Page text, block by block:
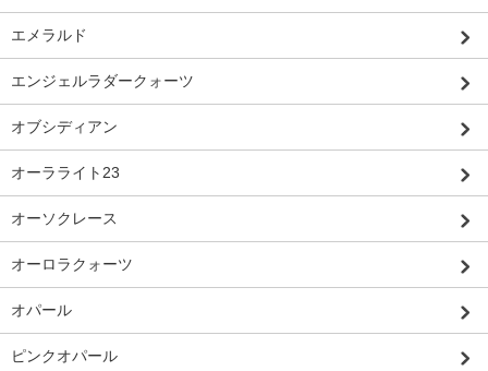
エメラルド
エンジェルラダークォーツ
オブシディアン
オーラライト23
オーソクレース
オーロラクォーツ
オパール
ピンクオパール